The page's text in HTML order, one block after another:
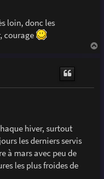
loin, donc les
courage
hiver, surtout
les derniers servis
à mars avec peu de
les plus froides de